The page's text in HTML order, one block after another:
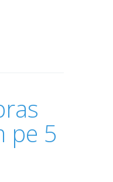
pe 5